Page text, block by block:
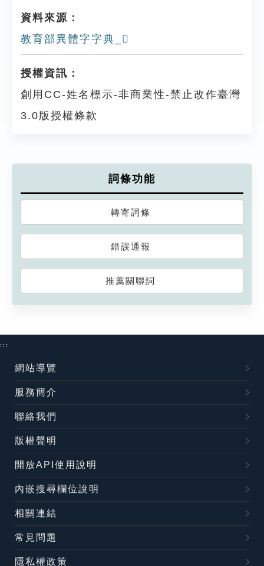
資料來源：
教育部異體字字典_𨢩
授權資訊：
創用CC-姓名標示-非商業性-禁止改作臺灣
3.0版授權條款
詞條功能
轉寄詞條
錯誤通報
推薦關聯詞
:::
網站導覽
服務簡介
聯絡我們
版權聲明
開放API使用說明
內嵌搜尋欄位說明
相關連結
常見問題
隱私權政策